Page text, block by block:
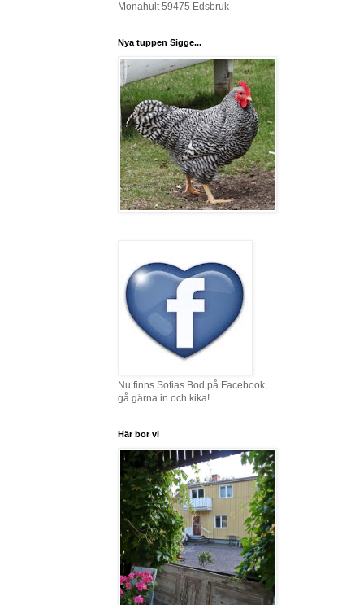
Monahult 59475 Edsbruk
Nya tuppen Sigge...
Nu finns Sofias Bod på Facebook,
gå gärna in och kika!
Här bor vi